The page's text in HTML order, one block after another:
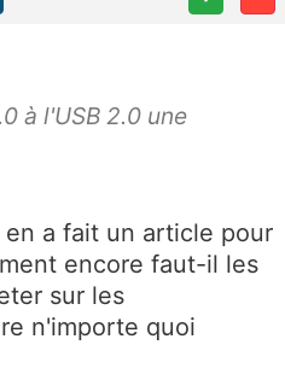
à l'USB 2.0 une
en a fait un article pour
encore faut-il les
sur les
n'importe quoi